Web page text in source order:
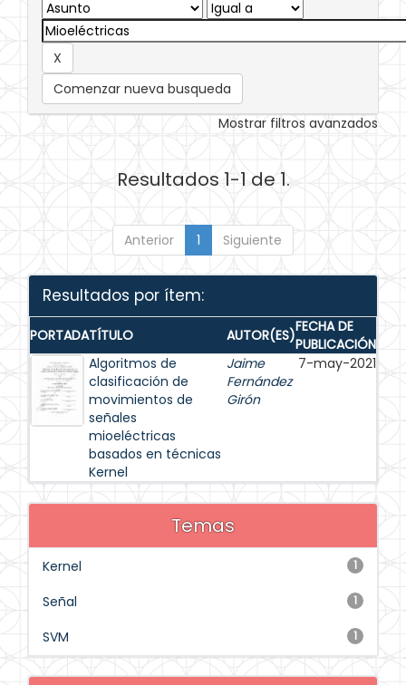
Comenzar nueva busqueda
Mostrar filtros avanzados
Resultados 1-1 de 1.
Anterior 1 Siguiente
Resultados por ítem:
PORTADATÍTULO AUTOR(ES)FECHA DE
PUBLICACIÓN
Algoritmos de
clasificación de
movimientos de
señales
mioeléctricas
basados en técnicas
Kernel
Jaime
Fernández
Girón
7-may-2021
Temas
1
Kernel
1
Señal
1
SVM